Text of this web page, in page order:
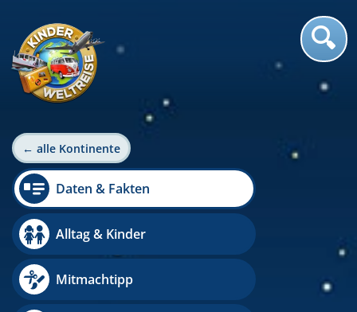
← alle Kontinente
Daten & Fakten
Alltag & Kinder
Mitmachtipp